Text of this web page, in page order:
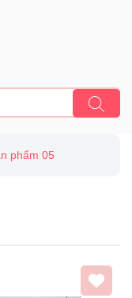
phẩm 05